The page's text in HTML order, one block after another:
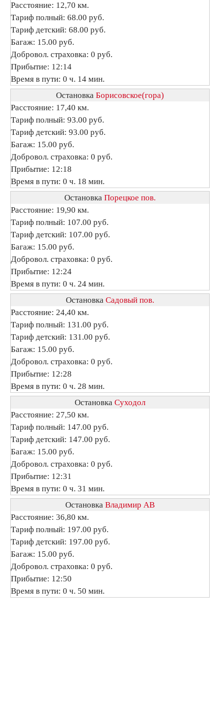
Расстояние: 12,70 км.
Тариф полный: 68.00 руб.
Тариф детский: 68.00 руб.
Багаж: 15.00 руб.
Добровол. страховка: 0 руб.
Прибытие: 12:14
Время в пути: 0 ч. 14 мин.
Остановка Борисовское(гора)
Расстояние: 17,40 км.
Тариф полный: 93.00 руб.
Тариф детский: 93.00 руб.
Багаж: 15.00 руб.
Добровол. страховка: 0 руб.
Прибытие: 12:18
Время в пути: 0 ч. 18 мин.
Остановка Порецкое пов.
Расстояние: 19,90 км.
Тариф полный: 107.00 руб.
Тариф детский: 107.00 руб.
Багаж: 15.00 руб.
Добровол. страховка: 0 руб.
Прибытие: 12:24
Время в пути: 0 ч. 24 мин.
Остановка Садовый пов.
Расстояние: 24,40 км.
Тариф полный: 131.00 руб.
Тариф детский: 131.00 руб.
Багаж: 15.00 руб.
Добровол. страховка: 0 руб.
Прибытие: 12:28
Время в пути: 0 ч. 28 мин.
Остановка Суходол
Расстояние: 27,50 км.
Тариф полный: 147.00 руб.
Тариф детский: 147.00 руб.
Багаж: 15.00 руб.
Добровол. страховка: 0 руб.
Прибытие: 12:31
Время в пути: 0 ч. 31 мин.
Остановка Владимир АВ
Расстояние: 36,80 км.
Тариф полный: 197.00 руб.
Тариф детский: 197.00 руб.
Багаж: 15.00 руб.
Добровол. страховка: 0 руб.
Прибытие: 12:50
Время в пути: 0 ч. 50 мин.